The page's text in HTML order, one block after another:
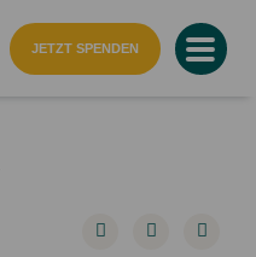
JETZT SPENDEN